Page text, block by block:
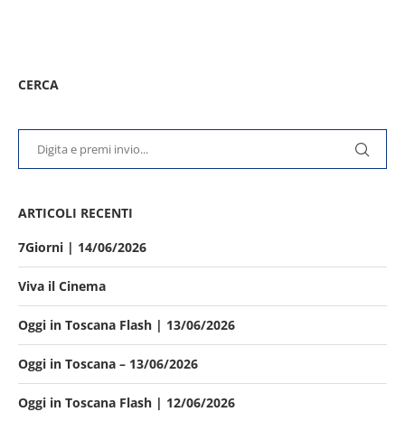
CERCA
ARTICOLI RECENTI
7Giorni | 14/06/2026
Viva il Cinema
Oggi in Toscana Flash | 13/06/2026
Oggi in Toscana – 13/06/2026
Oggi in Toscana Flash | 12/06/2026